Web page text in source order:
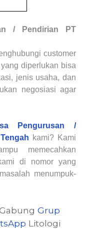
/ Pendirian PT
customer
diperlukan bisa
jenis usaha, dan
negosiasi agar
Pengurusan /
kami? Kami
memecahkan
di nomor yang
menumpuk-
Grup
Litologi